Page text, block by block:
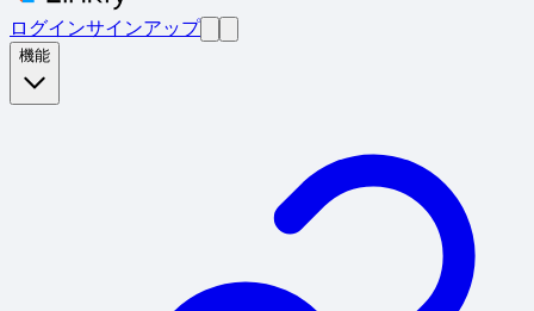
ログインサインアップ
機能